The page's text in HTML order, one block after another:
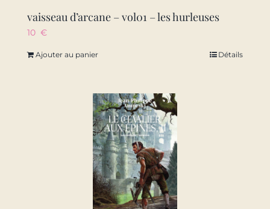
vaisseau d’arcane – vol01 – les hurleuses
10 €
Ajouter au panier Détails